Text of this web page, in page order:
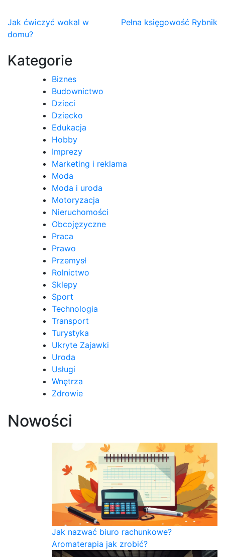
Nawigacja
wpisu
Jak ćwiczyć wokal w
domu?
Pełna księgowość Rybnik
Kategorie
Biznes
Budownictwo
Dzieci
Dziecko
Edukacja
Hobby
Imprezy
Marketing i reklama
Moda
Moda i uroda
Motoryzacja
Nieruchomości
Obcojęzyczne
Praca
Prawo
Przemysł
Rolnictwo
Sklepy
Sport
Technologia
Transport
Turystyka
Ukryte Zajawki
Uroda
Usługi
Wnętrza
Zdrowie
Nowości
Jak nazwać biuro rachunkowe?
Aromaterapia jak zrobić?